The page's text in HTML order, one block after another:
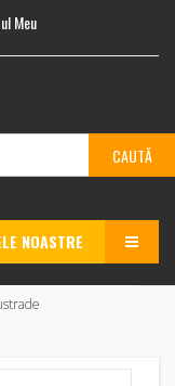
Meu
NOASTRE MENU